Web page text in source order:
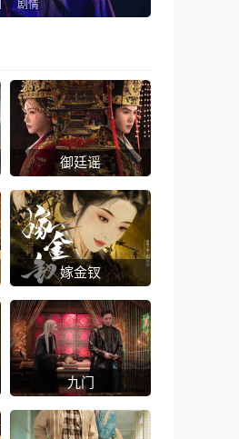
剧情
御廷谣
嫁金钗
九门